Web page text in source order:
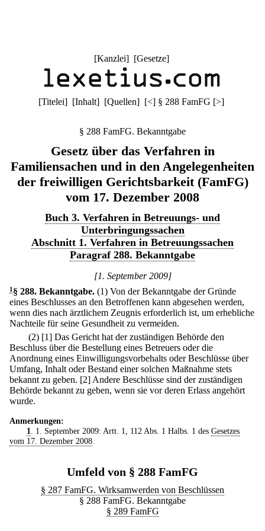
[Kanzlei] [Gesetze]
[Titelei] [Inhalt] [Quellen] [<] § 288 FamFG [>]
§ 288 FamFG. Bekanntgabe
Gesetz über das Verfahren in
Familiensachen und in den Angelegenheiten
der freiwilligen Gerichtsbarkeit (FamFG)
vom 17. Dezember 2008
Buch 3. Verfahren in Betreuungs- und
Unterbringungssachen
Abschnitt 1. Verfahren in Betreuungssachen
Paragraf 288. Bekanntgabe
[1. September 2009]
1 § 288. Bekanntgabe. (1) Von der Bekanntgabe der Gründe
eines Beschlusses an den Betroffenen kann abgesehen werden,
wenn dies nach ärztlichem Zeugnis erforderlich ist, um erhebliche
Nachteile für seine Gesundheit zu vermeiden.
(2) [1] Das Gericht hat der zuständigen Behörde den
Beschluss über die Bestellung eines Betreuers oder die
Anordnung eines Einwilligungsvorbehalts oder Beschlüsse über
Umfang, Inhalt oder Bestand einer solchen Maßnahme stets
bekannt zu geben. [2] Andere Beschlüsse sind der zuständigen
Behörde bekannt zu geben, wenn sie vor deren Erlass angehört
wurde.
Anmerkungen:
1. 1. September 2009: Artt. 1, 112 Abs. 1 Halbs. 1 des Gesetzes
vom 17. Dezember 2008.
Umfeld von § 288 FamFG
§ 287 FamFG. Wirksamwerden von Beschlüssen
§ 288 FamFG. Bekanntgabe
§ 289 FamFG